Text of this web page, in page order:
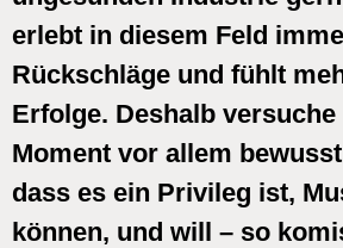
erlebt in diesem Feld
Rückschläge und fühlt
Erfolge. Deshalb
Moment vor allem
dass es ein Privileg ist,
können, und will – so